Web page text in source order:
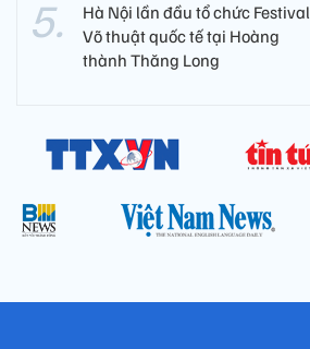
Hà Nội lần đầu tổ chức Festival
Võ thuật quốc tế tại Hoàng
thành Thăng Long